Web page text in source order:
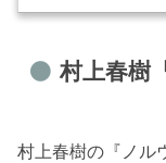
村上春樹
村上春樹の『ノル